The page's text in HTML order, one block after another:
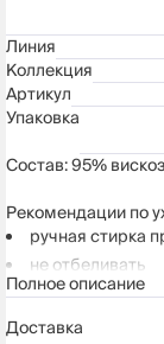
Линия
Коллекция
Артикул
Упаковка
Состав: 95%
Рекомендации по
ручная стирка
не отбеливать
не
не гладить
Полное описание
Доставка